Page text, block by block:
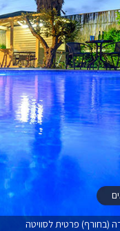
(בחורף) פרטית לסוויטה